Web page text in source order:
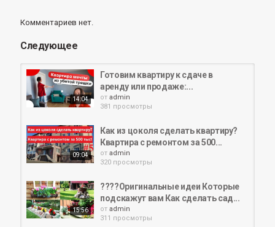
Комментариев нет.
Следующее
14:04
Готовим квартиру к сдаче в
аренду или продаже:...
от admin
381 просмотры
09:04
Как из цоколя сделать квартиру?
Квартира с ремонтом за 500...
от admin
320 просмотры
15:56
????Оригинальные идеи Которые
подскажут вам Как сделать сад...
от admin
311 просмотры